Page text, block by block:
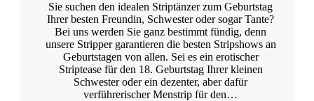
Sie suchen den idealen Striptänzer zum Geburtstag
Ihrer besten Freundin, Schwester oder sogar Tante?
Bei uns werden Sie ganz bestimmt fündig, denn
unsere Stripper garantieren die besten Stripshows an
Geburtstagen von allen. Sei es ein erotischer
Striptease für den 18. Geburtstag Ihrer kleinen
Schwester oder ein dezenter, aber dafür
verführerischer Menstrip für den…